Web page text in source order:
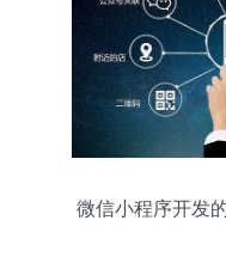
微信小程序开发